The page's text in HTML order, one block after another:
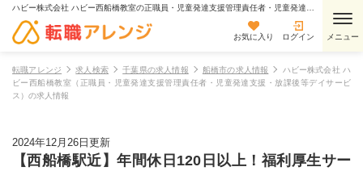
お気に入り ログイン
転職アレンジ 求人検索 千葉県の求人情報 船橋市の求人情報
ハビー株式会社 ハ
ビー西船橋教室（正職員・児童発達支援管理責任者・児童発達支援・放課後等デイサービ
ス）の求人情報
2024年12月26日更新
【西船橋駅近】年間休日120日以上！福利厚生サー